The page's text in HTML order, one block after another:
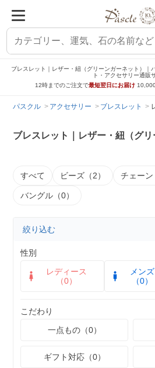
ブレスレット｜レザー・紐（グリーンガーネット）｜
ト・アクセサリー通販
12時までのご注文で最短翌日にお届け
パスクル アクセサリー ブレスレット
ブレスレット｜レザー・紐（グリ
すべて ビーズ（2） チェーン
バングル（0）
絞り込む
性別
レディース
（0）
メンズ
（0）
こだわり
一点もの（0）
ギフト対応（0）